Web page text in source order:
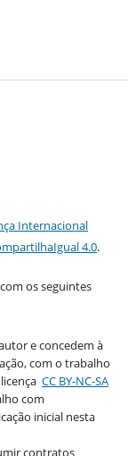
Internacional
4.0.
os seguintes
e concedem à
com o trabalho
CC BY-NC-SA
com
inicial nesta